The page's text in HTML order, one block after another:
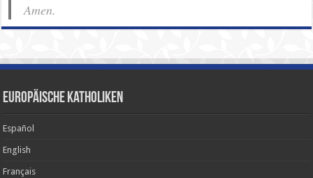
Amen.
Europäische Katholiken
Español
English
Français